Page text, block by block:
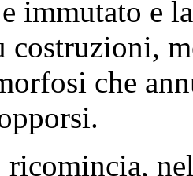
immutato e
costruzioni,
che
ricomincia,